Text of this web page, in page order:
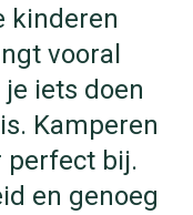
kinderen
vooral
iets doen
Kamperen
perfect bij.
en genoeg